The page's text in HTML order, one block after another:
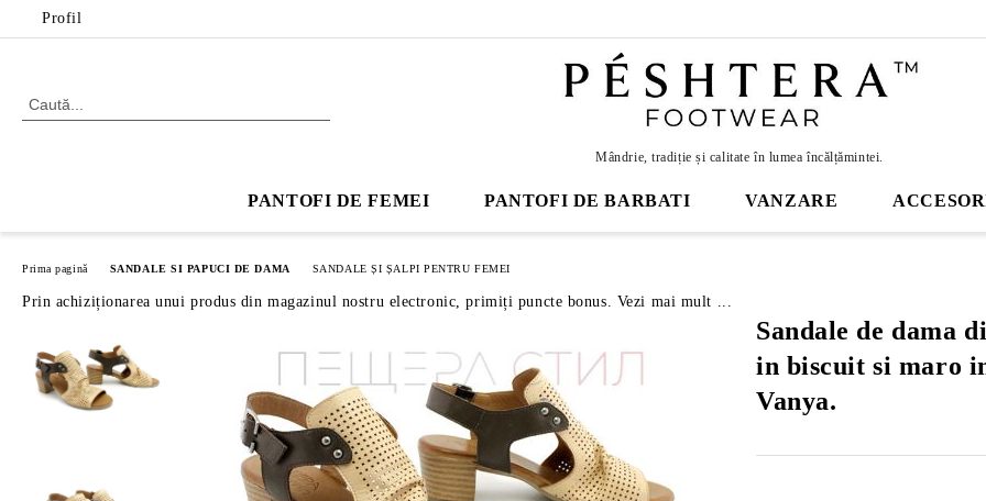
Profil
Mândrie, tradiție și calitate în lumea încălțămintei.
PANTOFI DE FEMEI PANTOFI DE BARBATI VANZARE
Prima pagină SANDALE SI PAPUCI DE DAMA SANDALE ȘI ȘALPI PENTRU FEMEI
Prin achiziționarea unui produs din magazinul nostru electronic, primiți puncte bonus. Vezi mai mult ...
Sandale de dama
in biscuit si maro
Vanya.